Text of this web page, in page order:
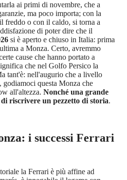
ai primi di novembre, che a
ma poco importa; con la
freddo o con il caldo, si torna a
di poter dire che il
si è aperto e chiuso in Italia: prima
a Monza. Certo, avremmo
cause che hanno portato a
che nel Golfo Persico la
tant'è: nell'augurio che a livello
questa Monza che
all'altezza. Nonché una grande
riscrivere un pezzetto di storia.
i successi Ferrari
la Ferrari è più affine ad